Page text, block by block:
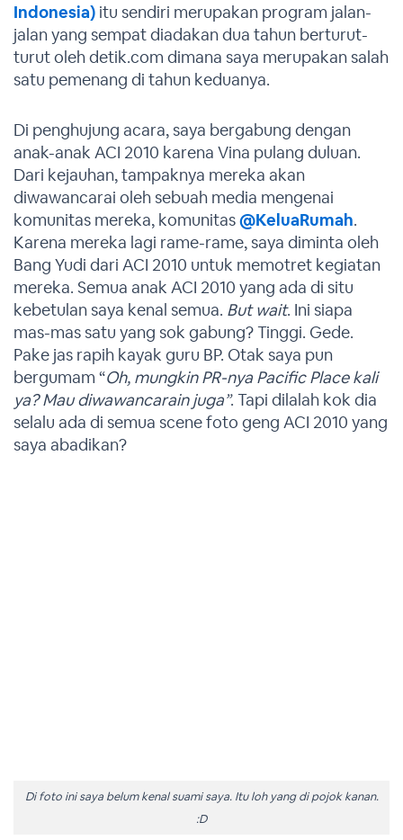
Indonesia) itu sendiri merupakan program jalan-
jalan yang sempat diadakan dua tahun berturut-
turut oleh detik.com dimana saya merupakan salah
satu pemenang di tahun keduanya.
Di penghujung acara, saya bergabung dengan
anak-anak ACI 2010 karena Vina pulang duluan.
Dari kejauhan, tampaknya mereka akan
diwawancarai oleh sebuah media mengenai
komunitas mereka, komunitas@KeluaRumah.
Karena mereka lagi rame-rame, saya diminta oleh
Bang Yudi dari ACI 2010 untuk memotret kegiatan
mereka. Semua anak ACI 2010 yang ada di situ
kebetulan saya kenal semua. But wait. Ini siapa
mas-mas satu yang sok gabung? Tinggi. Gede.
Pake jas rapih kayak guru BP. Otak saya pun
bergumam “Oh, mungkin PR-nya Pacific Place kali
ya? Mau diwawancarain juga”. Tapi dilalah kok dia
selalu ada di semua scene foto geng ACI 2010 yang
saya abadikan?
Di foto ini saya belum kenal suami saya. Itu loh yang di pojok kanan.
:D